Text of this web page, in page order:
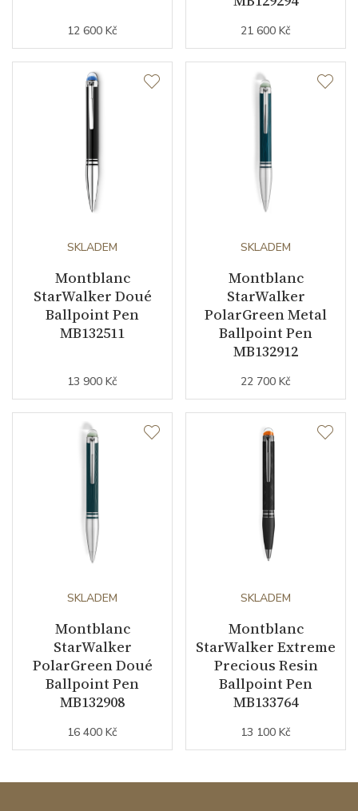
12 600 Kč 21 600 Kč
SKLADEM
Montblanc
StarWalker Doué
Ballpoint Pen
MB132511
13 900 Kč
SKLADEM
Montblanc
StarWalker
PolarGreen Metal
Ballpoint Pen
MB132912
22 700 Kč
SKLADEM
Montblanc
StarWalker
PolarGreen Doué
Ballpoint Pen
MB132908
16 400 Kč
SKLADEM
Montblanc
StarWalker Extreme
Precious Resin
Ballpoint Pen
MB133764
13 100 Kč